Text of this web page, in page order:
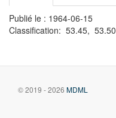
Publié le : 1964-06-15
Classification: 53.45, 53.50
© 2019 - 2026 MDML